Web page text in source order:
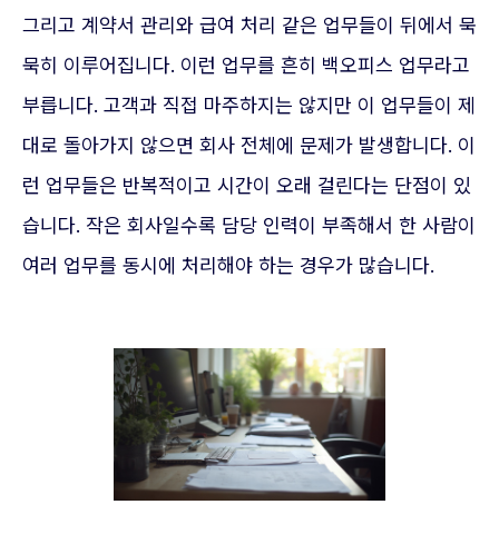
그리고 계약서 관리와 급여 처리 같은 업무들이 뒤에서 묵
묵히 이루어집니다. 이런 업무를 흔히 백오피스 업무라고
부릅니다. 고객과 직접 마주하지는 않지만 이 업무들이 제
대로 돌아가지 않으면 회사 전체에 문제가 발생합니다. 이
런 업무들은 반복적이고 시간이 오래 걸린다는 단점이 있
습니다. 작은 회사일수록 담당 인력이 부족해서 한 사람이
여러 업무를 동시에 처리해야 하는 경우가 많습니다.